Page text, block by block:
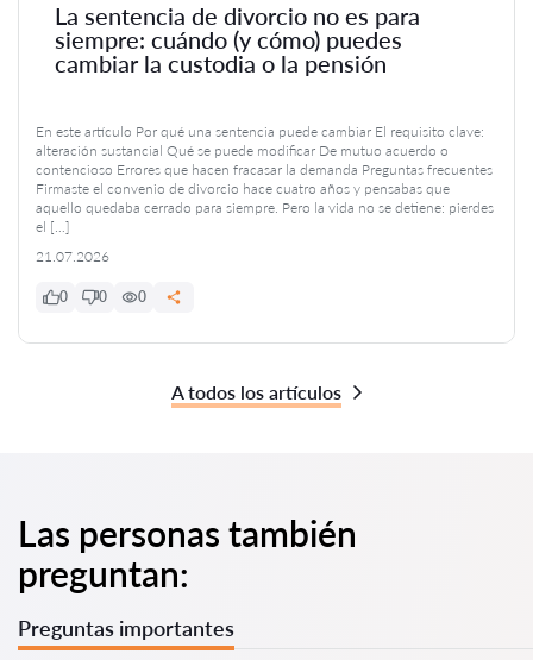
La sentencia de divorcio no es para
siempre: cuándo (y cómo) puedes
cambiar la custodia o la pensión
En este artículo Por qué una sentencia puede cambiar El requisito clave:
alteración sustancial Qué se puede modificar De mutuo acuerdo o
contencioso Errores que hacen fracasar la demanda Preguntas frecuentes
Firmaste el convenio de divorcio hace cuatro años y pensabas que
aquello quedaba cerrado para siempre. Pero la vida no se detiene: pierdes
el […]
21.07.2026
0 0 0
A todos los artículos
Las personas también
preguntan:
Preguntas importantes